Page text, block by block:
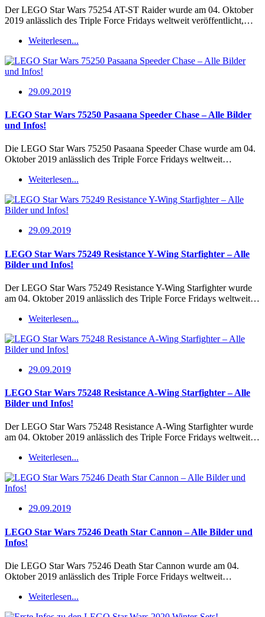
Der LEGO Star Wars 75254 AT-ST Raider wurde am 04. Oktober
2019 anlässlich des Triple Force Fridays weltweit veröffentlicht,…
Weiterlesen...
29.09.2019
LEGO Star Wars 75250 Pasaana Speeder Chase – Alle Bilder
und Infos!
Die LEGO Star Wars 75250 Pasaana Speeder Chase wurde am 04.
Oktober 2019 anlässlich des Triple Force Fridays weltweit…
Weiterlesen...
29.09.2019
LEGO Star Wars 75249 Resistance Y-Wing Starfighter – Alle
Bilder und Infos!
Der LEGO Star Wars 75249 Resistance Y-Wing Starfighter wurde
am 04. Oktober 2019 anlässlich des Triple Force Fridays weltweit…
Weiterlesen...
29.09.2019
LEGO Star Wars 75248 Resistance A-Wing Starfighter – Alle
Bilder und Infos!
Der LEGO Star Wars 75248 Resistance A-Wing Starfighter wurde
am 04. Oktober 2019 anlässlich des Triple Force Fridays weltweit…
Weiterlesen...
29.09.2019
LEGO Star Wars 75246 Death Star Cannon – Alle Bilder und
Infos!
Die LEGO Star Wars 75246 Death Star Cannon wurde am 04.
Oktober 2019 anlässlich des Triple Force Fridays weltweit…
Weiterlesen...